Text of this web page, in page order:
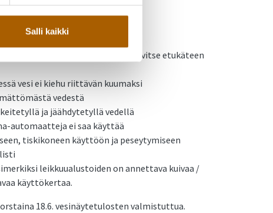
Salli kaikki
minuuttia.
ruuanlaiton yhteydessä, ei sitä tarvitse etukäteen
vesi ei kiehu riittävän kuumaksi
vedestä
ja jäähdytetyllä vedellä
automaatteja ei saa käyttää
tiskikoneen käyttöön ja peseytymiseen
leikkuualustoiden on annettava kuivaa /
käyttökertaa.
18.6. vesinäytetulosten valmistuttua.